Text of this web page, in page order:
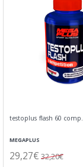
testoplus flash 60 comp.
MEGAPLUS
29,27€ 32,20€